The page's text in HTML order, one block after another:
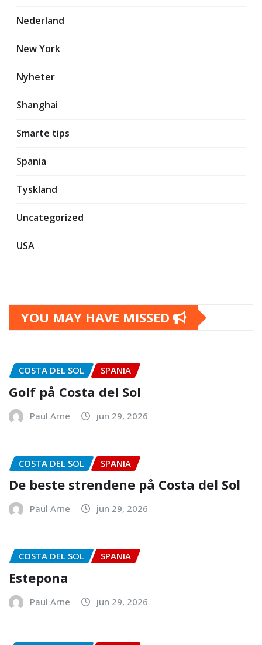
Nederland
New York
Nyheter
Shanghai
Smarte tips
Spania
Tyskland
Uncategorized
USA
YOU MAY HAVE MISSED
COSTA DEL SOL SPANIA
Golf på Costa del Sol
Paul Arne jun 29, 2026
COSTA DEL SOL SPANIA
De beste strendene på Costa del Sol
Paul Arne jun 29, 2026
COSTA DEL SOL SPANIA
Estepona
Paul Arne jun 29, 2026